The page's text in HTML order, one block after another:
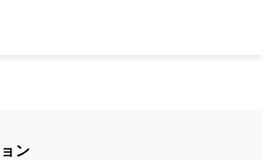
ンではこれらの要件を満たせないため、高等教育機関で
ン